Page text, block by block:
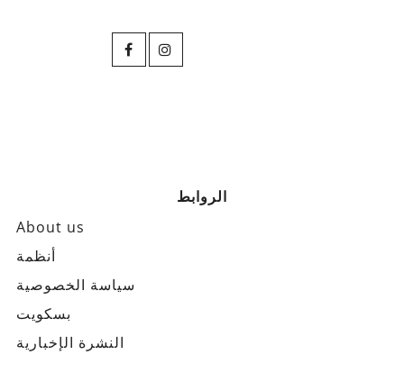
الروابط
About us
أنظمة
سياسة الخصوصية
بسكويت
النشرة الإخبارية